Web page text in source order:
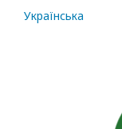
Українська